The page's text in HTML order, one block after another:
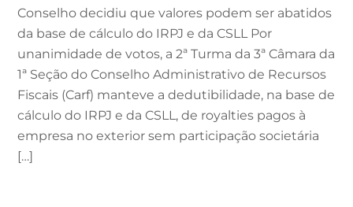
Conselho decidiu que valores podem ser abatidos
da base de cálculo do IRPJ e da CSLL Por
unanimidade de votos, a 2ª Turma da 3ª Câmara da
1ª Seção do Conselho Administrativo de Recursos
Fiscais (Carf) manteve a dedutibilidade, na base de
cálculo do IRPJ e da CSLL, de royalties pagos à
empresa no exterior sem participação societária
[…]